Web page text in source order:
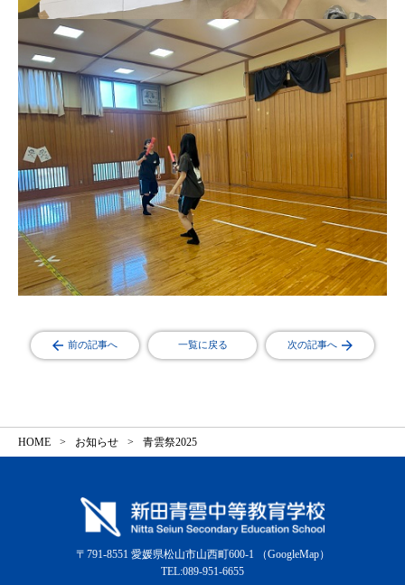
前の記事へ 一覧に戻る 次の記事へ
HOME お知らせ 青雲祭2025
〒791-8551 愛媛県松山市山西町600-1
（GoogleMap）
TEL:089-951-6655